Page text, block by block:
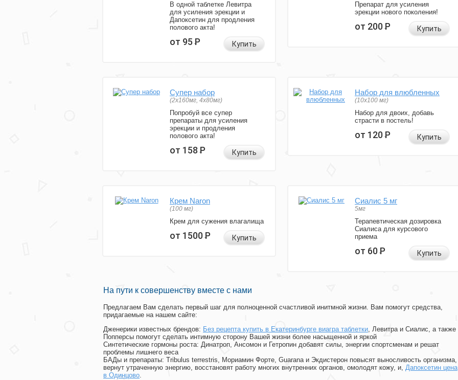
В одной таблетке Левитра
для усиления эрекции и
Дапоксетин для продления
полового акта!
от 95Р Купить
Препарат для усиления
эрекции нового поколения!
от 200Р Купить
Супер набор
(2х160мг, 4х80мг)
Попробуй все супер
препараты для усиления
эрекции и продления
полового акта!
от 158Р Купить
Набор для влюбленных
(10х100 мг)
Набор для двоих, добавь
страсти в постель!
от 120Р Купить
Крем Naron
(100 мг)
Крем для сужения влагалища
от 1500Р Купить
Сиалис 5 мг
5мг
Терапевтическая дозировка
Сиалиса для курсового
приема
от 60Р Купить
На пути к совершенству вместе с нами
Предлагаем Вам сделать первый шаг для полноценной счастливой инитмной жизни. Вам помогут средства,
придагаемые на нашем сайте:
Дженерики известных брендов: Без рецепта купить в Екатеринбурге виагра таблетки, Левитра и Сиалис, а также
Попперсы помогут сделать интимную сторону Вашей жизни более насыщенной и яркой
Синтетические гормоны роста: Динатроп, Ансомон и Гетропин добавят силы, энергии спортсменам и решат
проблемы лишнего веса
БАДы и препараты: Tribulus terrestris, Мориамин Форте, Guarana и Экдистерон повысят выносливость организма,
вернут утраченную энергию, восстановят работу многих внутренних органов, омолодят кожу, и, Дапоксетин цена
в Одинцово.